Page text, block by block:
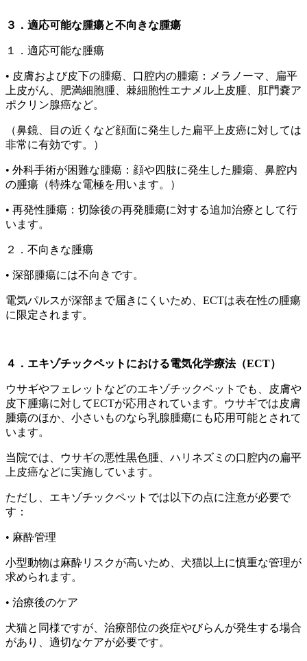
３．適応可能な腫瘍と不向きな腫瘍
１．適応可能な腫瘍
• 皮膚および皮下の腫瘍、口腔内の腫瘍 ：メラノーマ、扁平
上皮がん、肥満細胞腫、棘細胞性エナメル上皮腫、肛門嚢ア
ポクリン腺癌など。
（鼻鏡、目の近くなど顔面に発生した扁平上皮癌に対しては
非常に有効です。）
• 外科手術が困難な腫瘍 ：顔や四肢に発生した腫瘍、鼻腔内
の腫瘍（特殊な電極を用います。）
• 再発性腫瘍 ：切除後の再発腫瘍に対する追加治療として行
います。
２．不向きな腫瘍
• 深部腫瘍には不向きです。
電気パルスが深部まで届きにくいため、ECTは表在性の腫瘍
に限定されます。
４．エキゾチックペットにおける電気化学療法（ECT）
ウサギやフェレットなどのエキゾチックペットでも、皮膚や
皮下腫瘍に対してECTが応用されています。ウサギでは皮膚
腫瘍のほか、小さいものなら乳腺腫瘍にも応用可能とされて
います。
当院では、ウサギの悪性黒色腫、ハリネズミの口腔内の扁平
上皮癌などに実施しています。
ただし、エキゾチックペットでは以下の点に注意が必要で
す：
• 麻酔管理
小型動物は麻酔リスクが高いため、犬猫以上に慎重な管理が
求められます。
• 治療後のケア
犬猫と同様ですが、治療部位の炎症やびらんが発生する場合
があり、適切なケアが必要です。